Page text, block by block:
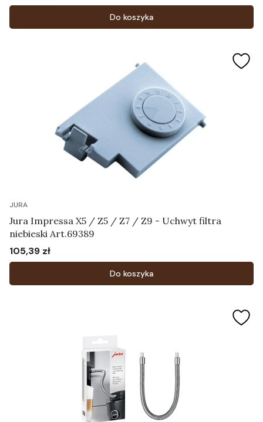
Do koszyka
JURA
Jura Impressa X5 / Z5 / Z7 / Z9 - Uchwyt filtra
niebieski Art.69389
Cena
105,39 zł
Do koszyka